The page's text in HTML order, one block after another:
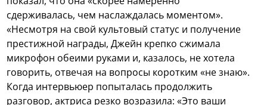
сдерживалась, чем наслаждалась моментом».
«Несмотря на свой культовый статус и получение
престижной награды, Джейн крепко сжимала
микрофон обеими руками и, казалось, не хотела
говорить, отвечая на вопросы коротким «не знаю».
Когда интервьюер попыталась продолжить
разговор, актриса резко возразила: «Это ваши